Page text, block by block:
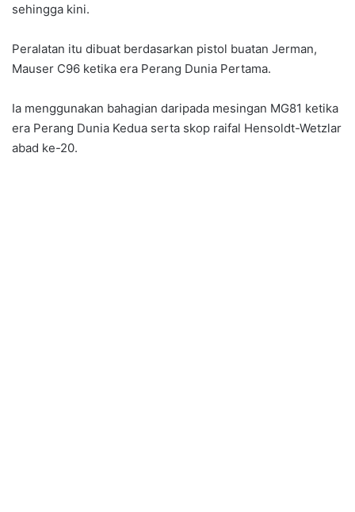
sehingga kini.
Peralatan itu dibuat berdasarkan pistol buatan Jerman,
Mauser C96 ketika era Perang Dunia Pertama.
Ia menggunakan bahagian daripada mesingan MG81 ketika
era Perang Dunia Kedua serta skop raifal Hensoldt-Wetzlar
abad ke-20.